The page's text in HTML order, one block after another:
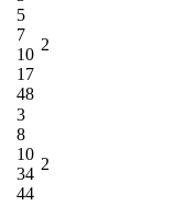
5
7
10
17
48
2
3
8
10
34
44
2